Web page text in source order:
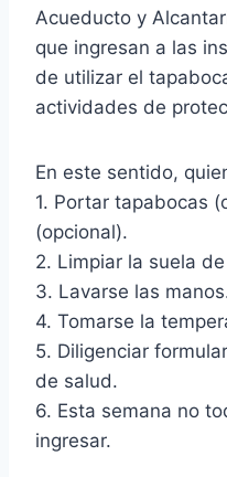
Acueducto y
que ingresan a las
de utilizar el
actividades de
En este sentido,
1. Portar tapabocas
(opcional).
2. Limpiar la suela
3. Lavarse las
4. Tomarse la
5. Diligenciar
de salud.
6. Esta semana no
ingresar.